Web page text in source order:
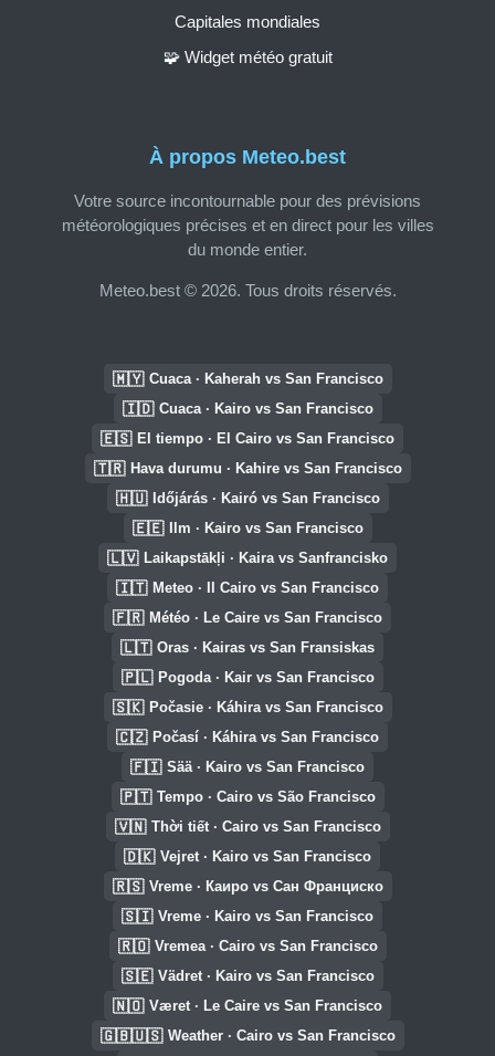
À propos Meteo.best
Votre source incontournable pour des prévisions
météorologiques précises et en direct pour les villes
du monde entier.
Meteo.best © 2026. Tous droits réservés.
Capitales mondiales
🧩 Widget météo gratuit
🇲🇾 Cuaca · Kaherah vs San Francisco
🇮🇩 Cuaca · Kairo vs San Francisco
🇪🇸 El tiempo · El Cairo vs San Francisco
🇹🇷 Hava durumu · Kahire vs San Francisco
🇭🇺 Időjárás · Kairó vs San Francisco
🇪🇪 Ilm · Kairo vs San Francisco
🇱🇻 Laikapstākļi · Kaira vs Sanfrancisko
🇮🇹 Meteo · Il Cairo vs San Francisco
🇫🇷 Météo · Le Caire vs San Francisco
🇱🇹 Oras · Kairas vs San Fransiskas
🇵🇱 Pogoda · Kair vs San Francisco
🇸🇰 Počasie · Káhira vs San Francisco
🇨🇿 Počasí · Káhira vs San Francisco
🇫🇮 Sää · Kairo vs San Francisco
🇵🇹 Tempo · Cairo vs São Francisco
🇻🇳 Thời tiết · Cairo vs San Francisco
🇩🇰 Vejret · Kairo vs San Francisco
🇷🇸 Vreme · Каиро vs Сан Франциско
🇸🇮 Vreme · Kairo vs San Francisco
🇷🇴 Vremea · Cairo vs San Francisco
🇸🇪 Vädret · Kairo vs San Francisco
🇳🇴 Været · Le Caire vs San Francisco
🇬🇧🇺🇸 Weather · Cairo vs San Francisco